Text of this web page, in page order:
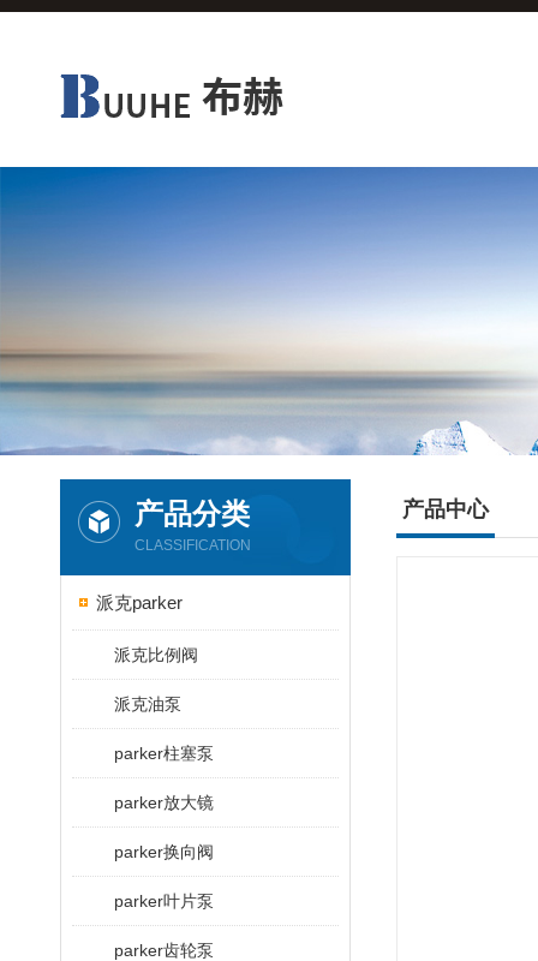
产品分类
CLASSIFICATION
派克parker
派克比例阀
派克油泵
parker柱塞泵
parker放大镜
parker换向阀
parker叶片泵
parker齿轮泵
产品中心